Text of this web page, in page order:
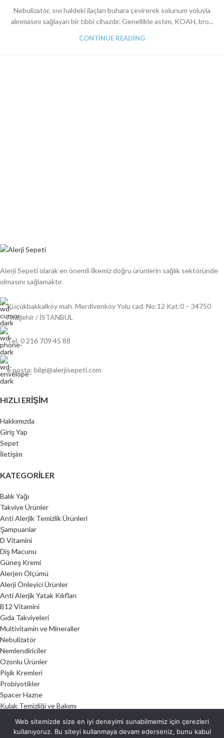
Nebulizatör, sıvı haldeki ilaçları buhara çevirerek solunum yoluyla
alınmasını sağlayan bir tıbbi cihazdır. Genellikle astım, KOAH, bro...
CONTINUE READING
Alerji Sepeti olarak en önemli ilkemiz doğru ürünlerin sağlık sektöründe
olmasını sağlamaktır.
Küçükbakkalköy mah. Merdivenköy Yolu cad. No:12 Kat:0 – 34750
Ataşehir / İSTANBUL
Tel: 0 216 709 45 88
e posta: bilgi@alerjisepeti.com
HIZLI ERIŞIM
Hakkımızda
Giriş Yap
Sepet
İletişim
KATEGORILER
Balık Yağı
Takviye Ürünler
Anti Alerjik Temizlik Ürünleri
Şampuanlar
D Vitamini
Diş Macunu
Güneş Kremi
Alerjen Ölçümü
Alerji Önleyici Ürünler
Anti Alerjik Yatak Kılıfları
B12 Vitamini
Gıda Takviyeleri
Multivitamin ve Mineraller
Nebulizatör
Nemlendiriciler
Ozonlu Ürünler
Pişik Kremleri
Probiyotikler
Spacer Hazne
Kulak Temizliği ve Bakımı
Burun Jelleri
Nem Alma Cihazları
Web sitemizde size en iyi deneyimi sunabilmemiz için çerezleri
kullanıyoruz. Bu siteyi kullanmaya devam ederseniz, bunu kabul